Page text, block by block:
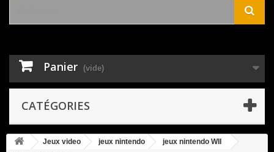
Panier (vide)
CATÉGORIES
Jeux video jeux nintendo
jeux nintendo WII